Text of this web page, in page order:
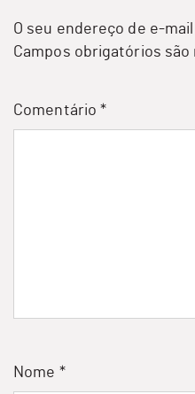
O seu endereço de e-
Campos obrigatórios são
Comentário*
Nome *